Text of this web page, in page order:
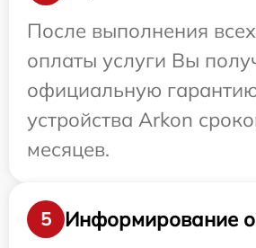
После выполнения
оплаты услуги Вы
официальную
устройства Arkon
месяцев.
5
Информирование о